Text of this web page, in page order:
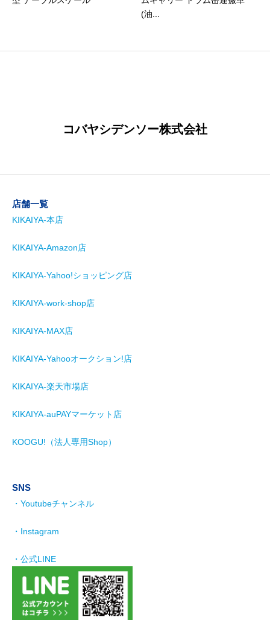
(油...
コバヤシデンソー株式会社
店舗一覧
KIKAIYA-本店
KIKAIYA-Amazon店
KIKAIYA-Yahoo!ショッピング店
KIKAIYA-work-shop店
KIKAIYA-MAX店
KIKAIYA-Yahooオークション!店
KIKAIYA-楽天市場店
KIKAIYA-auPAYマーケット店
KOOGU!（法人専用Shop）
SNS
・Youtubeチャンネル
・Instagram
・公式LINE